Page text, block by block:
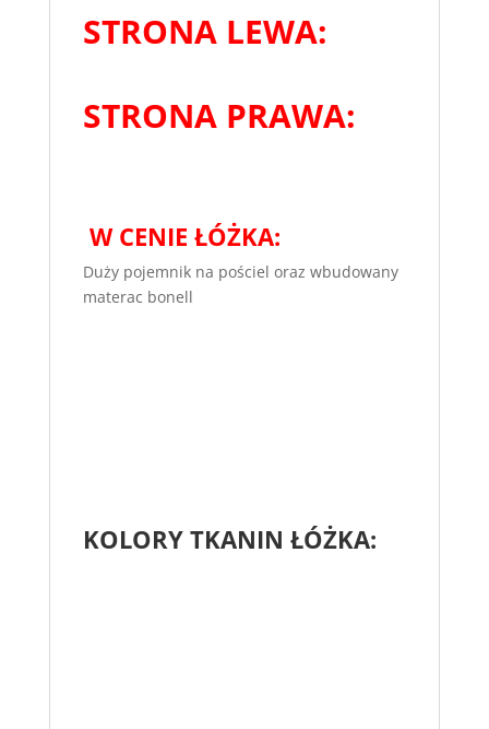
STRONA LEWA:
STRONA PRAWA:
W CENIE ŁÓŻKA:
Duży pojemnik na pościel oraz wbudowany
materac bonell
KOLORY TKANIN ŁÓŻKA: